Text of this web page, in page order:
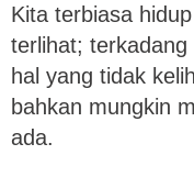
Kita terbiasa
terlihat;
hal yang tidak
bahkan mungkin
ada.